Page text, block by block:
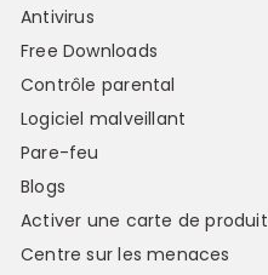
Antivirus
Free Downloads
Contrôle parental
Logiciel malveillant
Pare-feu
Blogs
Activer une carte de produit
Centre sur les menaces